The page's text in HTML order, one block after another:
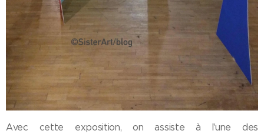
Avec cette exposition, on assiste à l'une des